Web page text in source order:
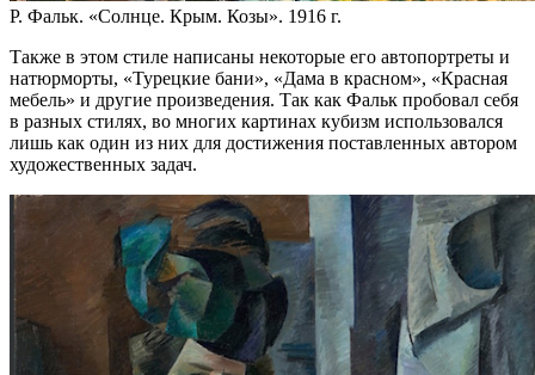
Р. Фальк. «Солнце. Крым. Козы». 1916 г.
Также в этом стиле написаны некоторые его автопортреты и
натюрморты, «Турецкие бани», «Дама в красном», «Красная
мебель» и другие произведения. Так как Фальк пробовал себя
в разных стилях, во многих картинах кубизм использовался
лишь как один из них для достижения поставленных автором
художественных задач.